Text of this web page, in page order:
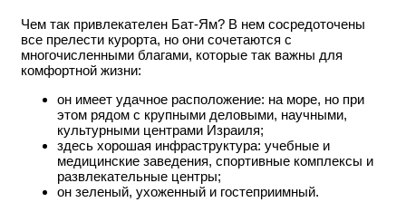
Чем так привлекателен Бат-Ям? В нем сосредоточены
все прелести курорта, но они сочетаются с
многочисленными благами, которые так важны для
комфортной жизни:
он имеет удачное расположение: на море, но при
этом рядом с крупными деловыми, научными,
культурными центрами Израиля;
здесь хорошая инфраструктура: учебные и
медицинские заведения, спортивные комплексы и
развлекательные центры;
он зеленый, ухоженный и гостеприимный.